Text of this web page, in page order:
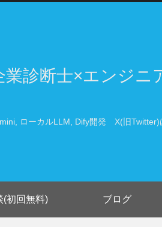
診断士×エンジ
ローカルLLM, Dify開発 X(旧Twitter)
(初回無料) ブログ